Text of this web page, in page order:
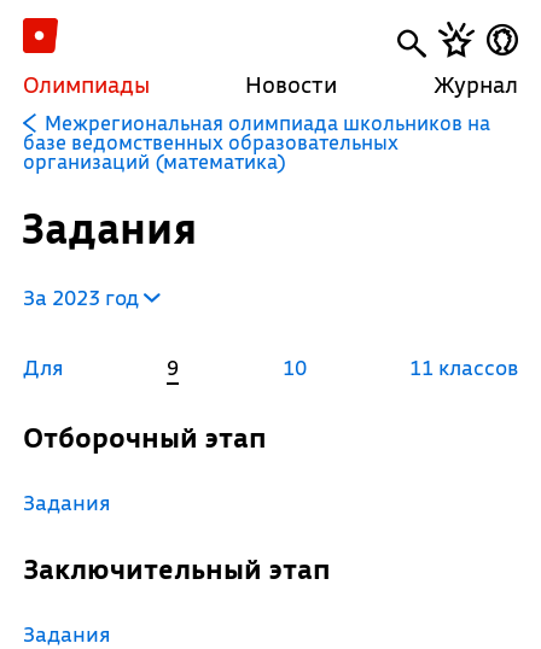
Олимпиады Новости Журнал
Межрегиональная олимпиада школьников на
базе ведомственных образовательных
организаций (математика)
Задания
За 2023 год
Для 9 10 11 классов
Отборочный этап
Задания
Заключительный этап
Задания